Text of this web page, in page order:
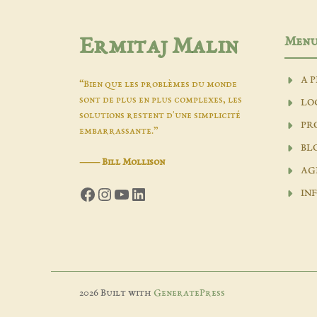
Ermitaj Malin
“Bien que les problèmes du monde
sont de plus en plus complexes, les
solutions restent d'une simplicité
embarrassante.”
―Bill Mollison
Facebook
Instagram
YouTube
LinkedIn
A
2026 Built with GeneratePress